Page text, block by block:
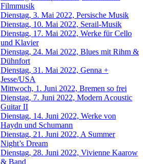
Filmmusik
Dienstag, 3. Mai 2022, Persische Musik
Dienstag, 10. Mai 2022, Serail-Musik
Dienstag, 17. Mai 2022, Werke für Cello
und Klavier
Dienstag, 24. Mai 2022, Blues mit Rihm &
Dühnfort
Dienstag, 31. Mai 2022, Genna +
Jesse/USA
Mittwoch, 1. Juni 2022, Bremen so frei
Dienstag, 7. Juni 2022, Modern Acoustic
Guitar II
Dienstag, 14. Juni 2022, Werke von
Haydn und Schumann
Dienstag, 21. Juni 2022, A Summer
Night’s Dream
Dienstag, 28. Juni 2022, Vivienne Kaarow
& Band